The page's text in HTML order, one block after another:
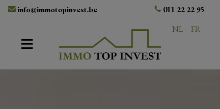
info@immotopinvest.be
011 22 22 95
NL
FR